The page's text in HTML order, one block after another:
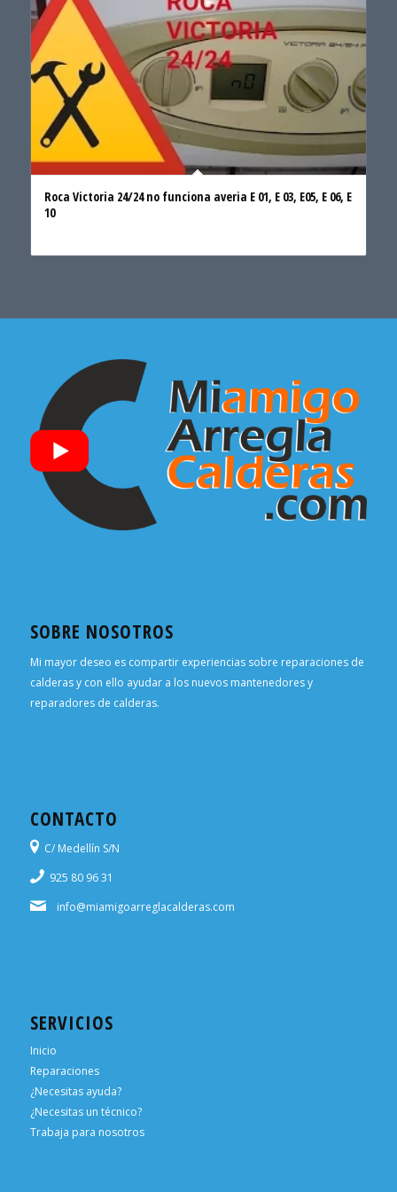
Roca Victoria 24/24 no funciona averia E 01, E 03, E05, E 06, E
10
SOBRE NOSOTROS
Mi mayor deseo es compartir experiencias sobre reparaciones de
calderas y con ello ayudar a los nuevos mantenedores y
reparadores de calderas.
CONTACTO
C/ Medellín S/N
925 80 96 31
info@miamigoarreglacalderas.com
SERVICIOS
Inicio
Reparaciones
¿Necesitas ayuda?
¿Necesitas un técnico?
Trabaja para nosotros